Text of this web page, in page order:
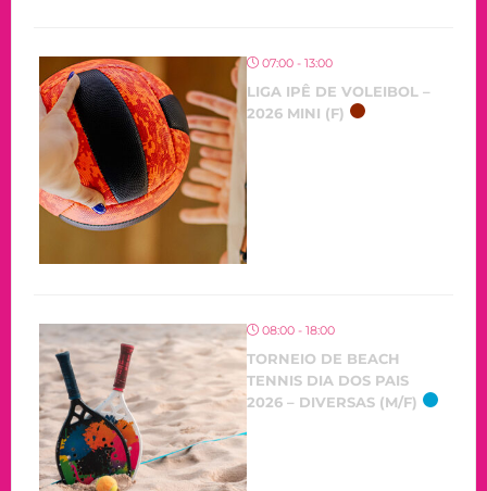
07:00 - 13:00
LIGA IPÊ DE VOLEIBOL –
2026 MINI (F)
08:00 - 18:00
TORNEIO DE BEACH
TENNIS DIA DOS PAIS
2026 – DIVERSAS (M/F)